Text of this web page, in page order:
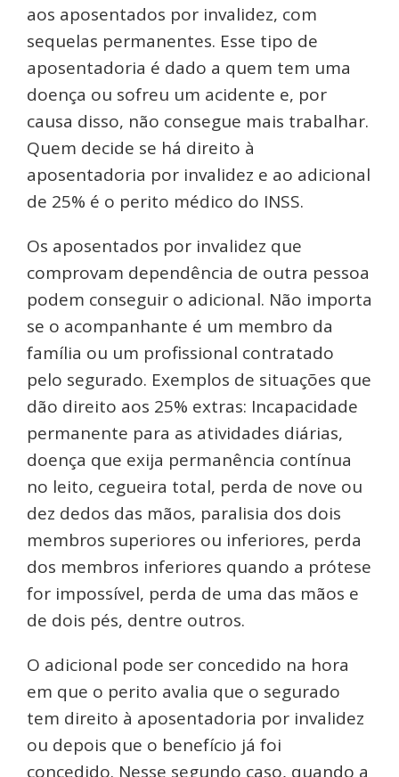
aos aposentados por invalidez, com
sequelas permanentes. Esse tipo de
aposentadoria é dado a quem tem uma
doença ou sofreu um acidente e, por
causa disso, não consegue mais trabalhar.
Quem decide se há direito à
aposentadoria por invalidez e ao adicional
de 25% é o perito médico do INSS.
Os aposentados por invalidez que
comprovam dependência de outra pessoa
podem conseguir o adicional. Não importa
se o acompanhante é um membro da
família ou um profissional contratado
pelo segurado. Exemplos de situações que
dão direito aos 25% extras: Incapacidade
permanente para as atividades diárias,
doença que exija permanência contínua
no leito, cegueira total, perda de nove ou
dez dedos das mãos, paralisia dos dois
membros superiores ou inferiores, perda
dos membros inferiores quando a prótese
for impossível, perda de uma das mãos e
de dois pés, dentre outros.
O adicional pode ser concedido na hora
em que o perito avalia que o segurado
tem direito à aposentadoria por invalidez
ou depois que o benefício já foi
concedido. Nesse segundo caso, quando a